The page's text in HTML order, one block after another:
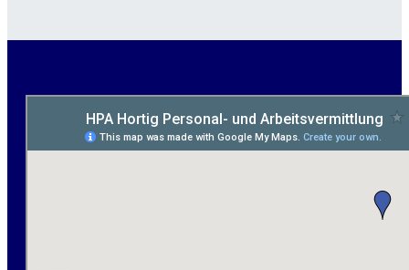
Maurer / Putzer (m/w/d) Bitterfeld-Wolfen gesucht -
ab 3.500 € (keine Montage)